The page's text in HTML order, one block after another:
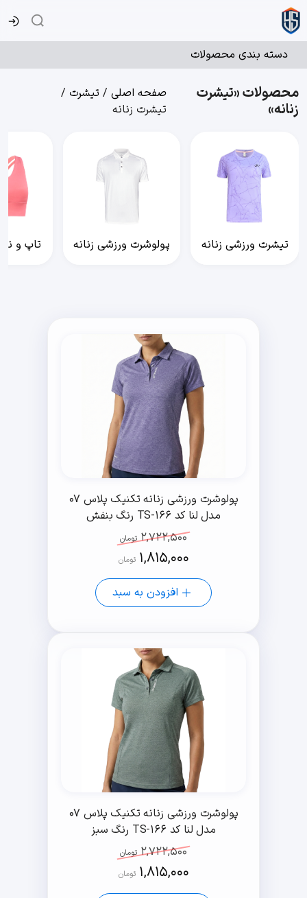
دسته بندی محصولات
صفحه اصلی/ تیشرت /
تیشرت زنانه
محصولات «تیشرت
زنانه»
تیشرت ورزشی زنانه پولوشرت ورزشی زنانه تاپ و
پولوشرت ورزشی زنانه تکنیک پلاس 07
مدل لنا کد TS-166 رنگ بنفش
2,722,500 تومان
1,815,000 تومان
افزودن به سبد
پولوشرت ورزشی زنانه تکنیک پلاس 07
مدل لنا کد TS-166 رنگ سبز
2,722,500 تومان
1,815,000 تومان